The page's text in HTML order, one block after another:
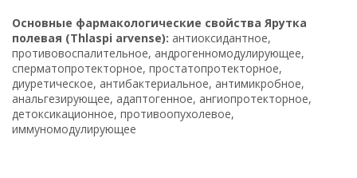
Основные фармакологические свойства Ярутка
полевая (Thlaspi arvense): антиоксидантное,
противовоспалительное, андрогенномодулирующее,
сперматопротекторное, простатопротекторное,
диуретическое, антибактериальное, антимикробное,
анальгезирующее, адаптогенное, ангиопротекторное,
детоксикационное, противоопухолевое,
иммуномодулирующее